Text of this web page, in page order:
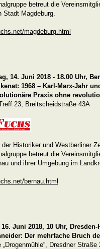
betreut die
Stadt Magdeburg.
magdeburg.html
14. Juni 2018 - 18.00 Uhr,
1968 – Karl-Marx-Jahr
Praxis ohne
23, Breitscheidstraße 43A
der Historiker und Westberliner
betreut die
und ihrer Umgebung im
bernau.html
Juni 2018, 10 Uhr, Dresden-
Der mehrfache Bruch
Dresdner Straße